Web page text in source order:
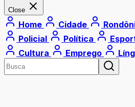
Close
Home Cidade
Policial
Política
Cultura
Emprego